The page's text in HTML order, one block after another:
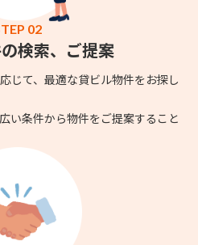
02
検索、ご提案
じて、最適な貸ビル物件をお探し
い条件から物件をご提案すること